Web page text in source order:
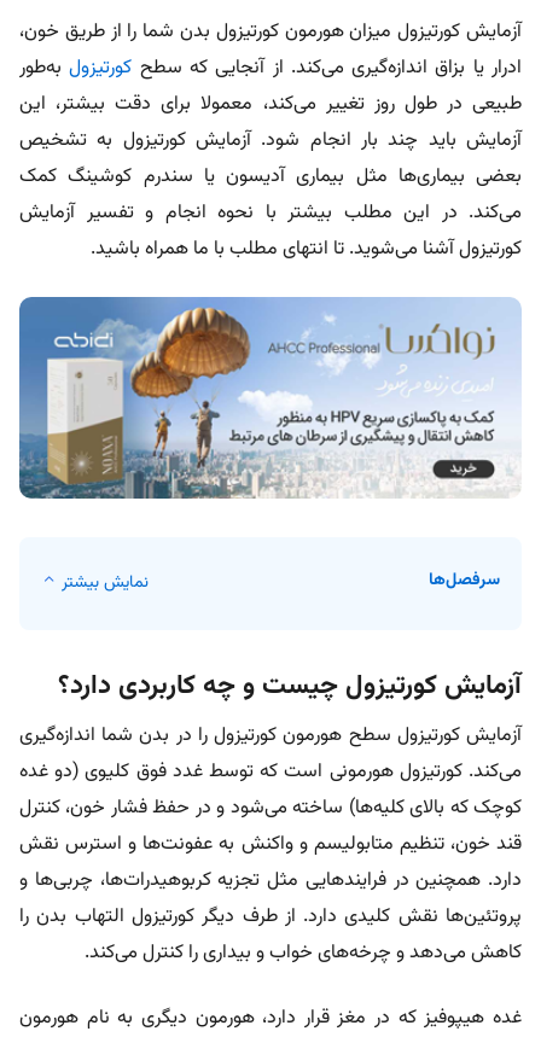
آزمایش کورتیزول میزان هورمون کورتیزول بدن شما را از طریق خون،
ادرار یا بزاق اندازه‌گیری می‌کند. از آنجایی که سطح کورتیزولبه‌طور
طبیعی در طول روز تغییر می‌کند، معمولا برای دقت بیشتر، این
آزمایش باید چند بار انجام شود. آزمایش کورتیزول به تشخیص
بعضی بیماری‌ها مثل بیماری آدیسون یا سندرم کوشینگ کمک
می‌کند. در این مطلب بیشتر با نحوه انجام و تفسیر آزمایش
کورتیزول آشنا می‌شوید. تا انتهای مطلب با ما همراه باشید.
سرفصل‌ها نمایش بیشتر
آزمایش کورتیزول چیست و چه کاربردی دارد؟
آزمایش کورتیزول سطح هورمون کورتیزول را در بدن شما اندازه‌گیری
می‌کند. کورتیزول هورمونی است که توسط غدد فوق کلیوی (دو غده
کوچک که بالای کلیه‌ها) ساخته می‌شود و در حفظ فشار خون، کنترل
قند خون، تنظیم متابولیسم و واکنش به عفونت‌ها و استرس نقش
دارد. همچنین در فرایندهایی مثل تجزیه کربوهیدرات‌ها، چربی‌ها و
پروتئین‌ها نقش کلیدی دارد. از طرف دیگر کورتیزول التهاب بدن را
کاهش می‌دهد و چرخه‌های خواب و بیداری را کنترل می‌کند.
غده هیپوفیز که در مغز قرار دارد، هورمون دیگری به نام هورمون